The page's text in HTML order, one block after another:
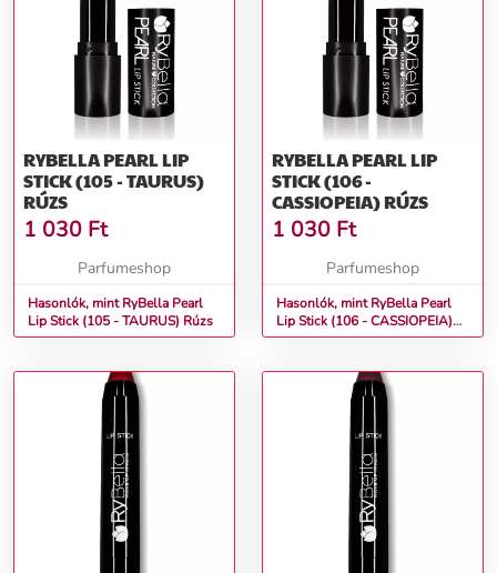
RYBELLA PEARL LIP
STICK (105 - TAURUS)
RÚZS
1 030 Ft
Parfumeshop
Hasonlók, mint RyBella Pearl
Lip Stick (105 - TAURUS) Rúzs
RYBELLA PEARL LIP
STICK (106 -
CASSIOPEIA) RÚZS
1 030 Ft
Parfumeshop
Hasonlók, mint RyBella Pearl
Lip Stick (106 - CASSIOPEIA)
Rúzs